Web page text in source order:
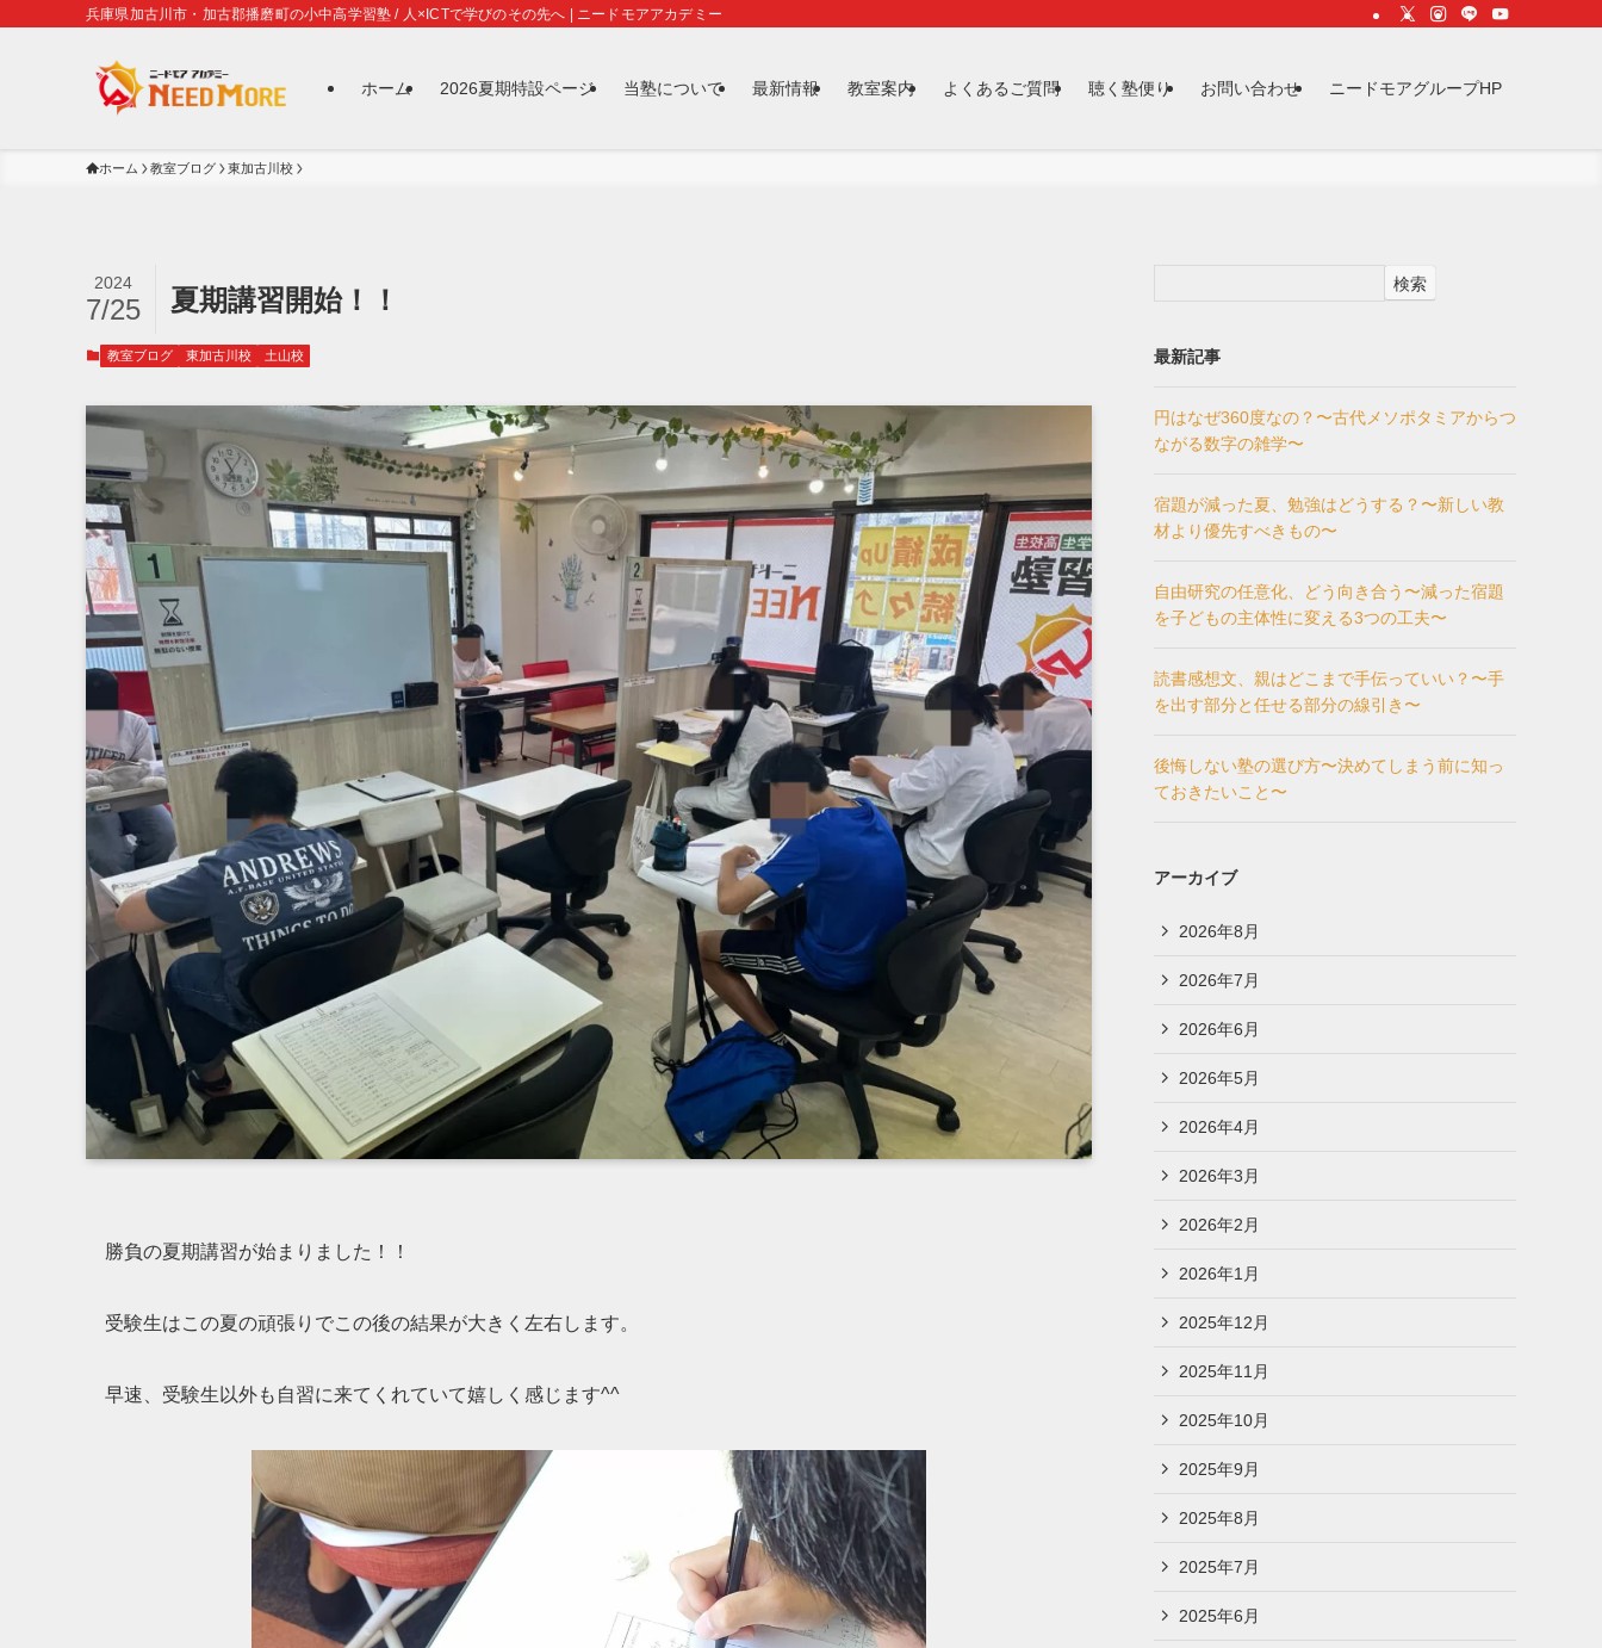
兵庫県加古川市・加古郡播磨町の小中高学習塾 / 人×ICTで学びのその先へ | ニードモアアカデミー
ホーム 2026夏期特設ページ 当塾について 最新情報 教室案内 よくあるご質問 聴く塾便り お問い合わせ ニードモアグループHP
ホーム 教室ブログ 東加古川校
夏期講習開始！！
2024
7/25
教室ブログ 東加古川校 土山校
勝負の夏期講習が始まりました！！
受験生はこの夏の頑張りでこの後の結果が大きく左右します。
早速、受験生以外も自習に来てくれていて嬉しく感じます^^
検索
最新記事
円はなぜ360度なの？〜古代メソポタミアからつ
ながる数字の雑学〜
宿題が減った夏、勉強はどうする？〜新しい教
材より優先すべきもの〜
自由研究の任意化、どう向き合う〜減った宿題
を子どもの主体性に変える3つの工夫〜
読書感想文、親はどこまで手伝っていい？〜手
を出す部分と任せる部分の線引き〜
後悔しない塾の選び方〜決めてしまう前に知っ
ておきたいこと〜
アーカイブ
2026年8月
2026年7月
2026年6月
2026年5月
2026年4月
2026年3月
2026年2月
2026年1月
2025年12月
2025年11月
2025年10月
2025年9月
2025年8月
2025年7月
2025年6月